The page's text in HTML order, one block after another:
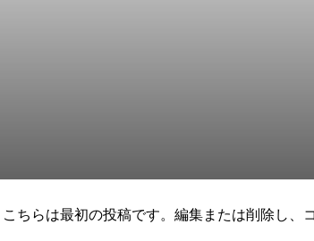
ちらは最初の投稿です。編集または削除し、